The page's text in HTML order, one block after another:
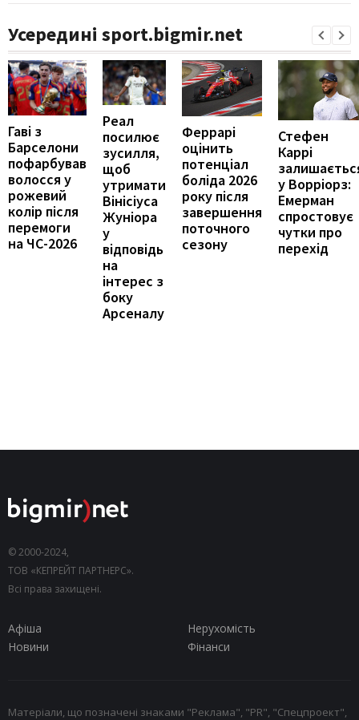
Усередині sport.bigmir.net
Гаві з
Барселони
пофарбував
волосся у
рожевий
колір після
перемоги
на ЧС-2026
Реал
посилює
зусилля,
щоб
утримати
Вінісіуса
Жуніора
у
відповідь
на
інтерес з
боку
Арсеналу
Феррарі
оцінить
потенціал
боліда 2026
року після
завершення
поточного
сезону
Стефен
Каррі
у Ворріорз:
Емерман
спростовує
чутки про
перехід
© 2000-2024,
ТОВ «КЕПРЕЙТ ПАРТНЕРС».
Всі права захищені.
Афіша
Нерухомість
Новини
Фінанси
Матеріали, що позначені знаками "Реклама", "PR", "Спецпроект",